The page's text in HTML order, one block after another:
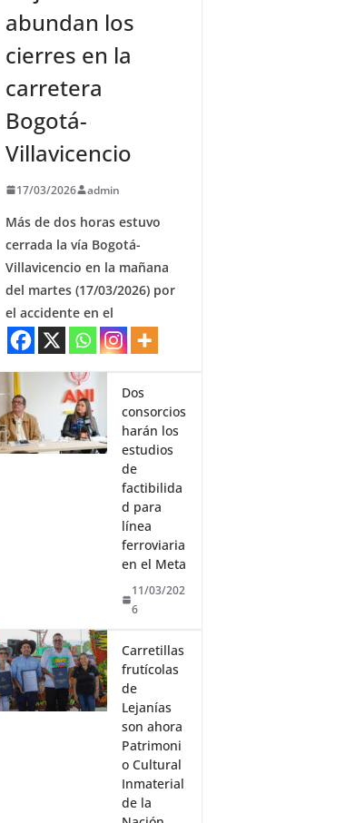
abundan los
cierres en la
carretera
Bogotá-
Villavicencio
17/03/2026 admin
Más de dos horas estuvo
cerrada la vía Bogotá-
Villavicencio en la mañana
del martes (17/03/2026) por
el accidente en el
Dos
consorcios
harán los
estudios
de
factibilida
d para
línea
ferroviaria
en el Meta
11/03/202
6
Carretillas
frutícolas
de
Lejanías
son ahora
Patrimoni
o Cultural
Inmaterial
de la